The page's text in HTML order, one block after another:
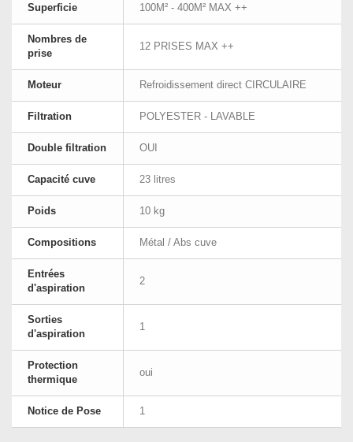
Superficie 100M² - 400M² MAX ++
Nombres de
prise
12 PRISES MAX ++
Moteur Refroidissement direct CIRCULAIRE
Filtration POLYESTER - LAVABLE
Double filtration OUI
Capacité cuve 23 litres
Poids 10 kg
Compositions Métal / Abs cuve
Entrées
d'aspiration
2
Sorties
d'aspiration
1
Protection
thermique
oui
Notice de Pose 1